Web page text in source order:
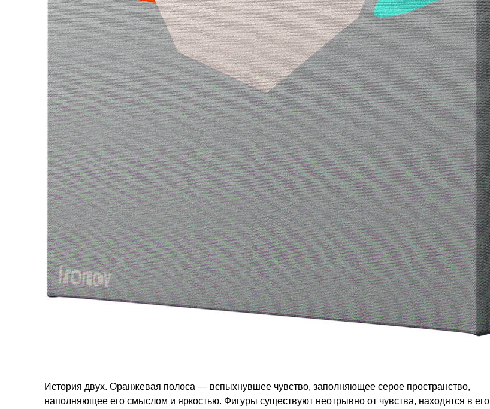
История двух. Оранжевая полоса — вспыхнувшее чувство, заполняющее серое пространство,
наполняющее его смыслом и яркостью. Фигуры существуют неотрывно от чувства, находятся в его